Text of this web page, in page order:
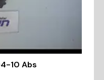
10 Abs